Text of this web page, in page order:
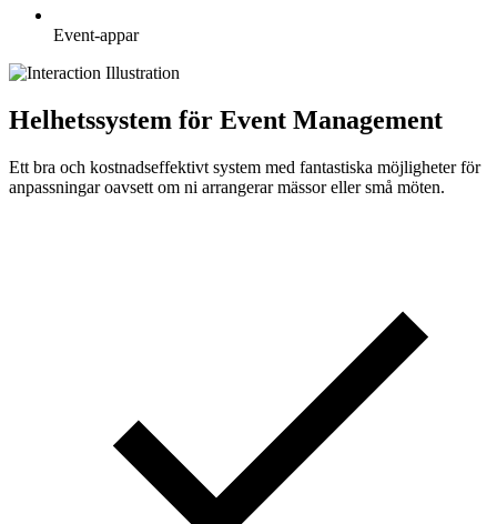
Event-appar
Helhetssystem för Event Management
Ett bra och kostnadseffektivt system med fantastiska möjligheter för
anpassningar oavsett om ni arrangerar mässor eller små möten.